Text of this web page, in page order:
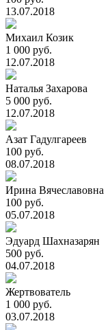
13.07.2018
Михаил Козик
1 000 руб.
12.07.2018
Наталья Захарова
5 000 руб.
12.07.2018
Азат Гадулгареев
100 руб.
08.07.2018
Ирина Вячеславовна
100 руб.
05.07.2018
Эдуард Шахназарян
500 руб.
04.07.2018
Жертвователь
1 000 руб.
03.07.2018